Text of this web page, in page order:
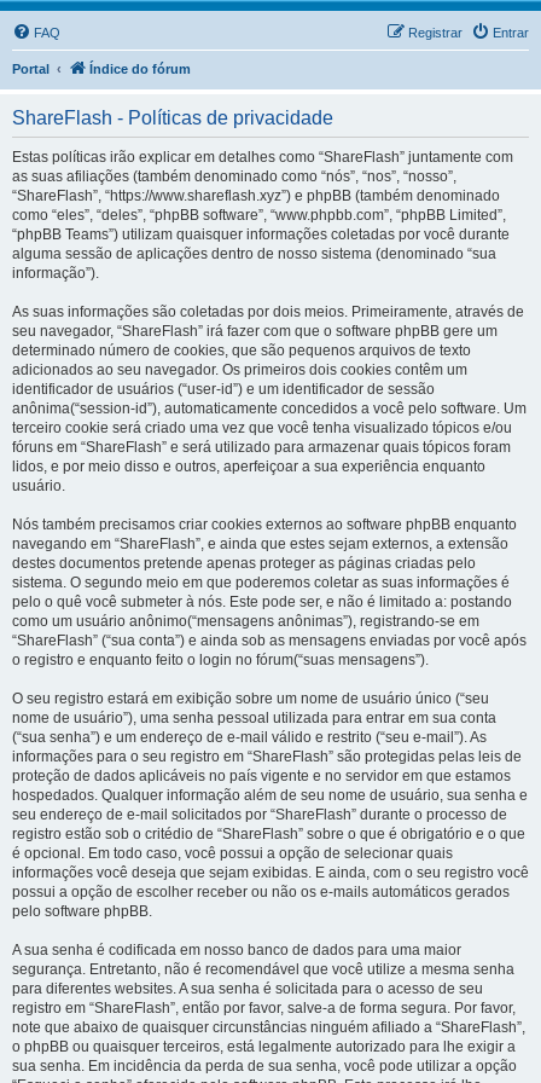
FAQ Entrar
Registrar
Portal Índice do fórum
ShareFlash - Políticas de privacidade
Estas políticas irão explicar em detalhes como “ShareFlash” juntamente com
as suas afiliações (também denominado como “nós”, “nos”, “nosso”,
“ShareFlash”, “https://www.shareflash.xyz”) e phpBB (também denominado
como “eles”, “deles”, “phpBB software”, “www.phpbb.com”, “phpBB Limited”,
“phpBB Teams”) utilizam quaisquer informações coletadas por você durante
alguma sessão de aplicações dentro de nosso sistema (denominado “sua
informação”).
As suas informações são coletadas por dois meios. Primeiramente, através de
seu navegador, “ShareFlash” irá fazer com que o software phpBB gere um
determinado número de cookies, que são pequenos arquivos de texto
adicionados ao seu navegador. Os primeiros dois cookies contêm um
identificador de usuários (“user-id”) e um identificador de sessão
anônima(“session-id”), automaticamente concedidos a você pelo software. Um
terceiro cookie será criado uma vez que você tenha visualizado tópicos e/ou
fóruns em “ShareFlash” e será utilizado para armazenar quais tópicos foram
lidos, e por meio disso e outros, aperfeiçoar a sua experiência enquanto
usuário.
Nós também precisamos criar cookies externos ao software phpBB enquanto
navegando em “ShareFlash”, e ainda que estes sejam externos, a extensão
destes documentos pretende apenas proteger as páginas criadas pelo
sistema. O segundo meio em que poderemos coletar as suas informações é
pelo o quê você submeter à nós. Este pode ser, e não é limitado a: postando
como um usuário anônimo(“mensagens anônimas”), registrando-se em
“ShareFlash” (“sua conta”) e ainda sob as mensagens enviadas por você após
o registro e enquanto feito o login no fórum(“suas mensagens”).
O seu registro estará em exibição sobre um nome de usuário único (“seu
nome de usuário”), uma senha pessoal utilizada para entrar em sua conta
(“sua senha”) e um endereço de e-mail válido e restrito (“seu e-mail”). As
informações para o seu registro em “ShareFlash” são protegidas pelas leis de
proteção de dados aplicáveis no país vigente e no servidor em que estamos
hospedados. Qualquer informação além de seu nome de usuário, sua senha e
seu endereço de e-mail solicitados por “ShareFlash” durante o processo de
registro estão sob o critédio de “ShareFlash” sobre o que é obrigatório e o que
é opcional. Em todo caso, você possui a opção de selecionar quais
informações você deseja que sejam exibidas. E ainda, com o seu registro você
possui a opção de escolher receber ou não os e-mails automáticos gerados
pelo software phpBB.
A sua senha é codificada em nosso banco de dados para uma maior
segurança. Entretanto, não é recomendável que você utilize a mesma senha
para diferentes websites. A sua senha é solicitada para o acesso de seu
registro em “ShareFlash”, então por favor, salve-a de forma segura. Por favor,
note que abaixo de quaisquer circunstâncias ninguém afiliado a “ShareFlash”,
o phpBB ou quaisquer terceiros, está legalmente autorizado para lhe exigir a
sua senha. Em incidência da perda de sua senha, você pode utilizar a opção